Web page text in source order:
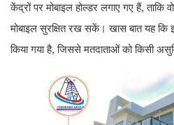
केंद्रों पर मोबाइल होल्डर लगाए गए हैं, ताकि
मोबाइल सुरक्षित रख सकें। खास बात यह कि
किया गया है, जिससे मतदाताओं को किसी